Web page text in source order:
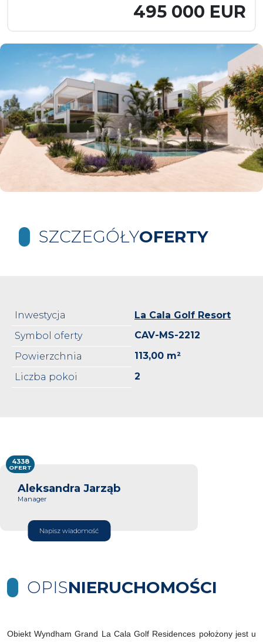
495 000 EUR
SZCZEGÓŁYOFERTY
Inwestycja
La Cala Golf Resort
Symbol oferty
CAV-MS-2212
Powierzchnia
113,00 m²
Liczba pokoi
2
Aleksandra Jarząb
Manager
Napisz wiadomość
4338
OFERT
OPISNIERUCHOMOŚCI
Obiekt Wyndham Grand La Cala Golf Residences położony jest u